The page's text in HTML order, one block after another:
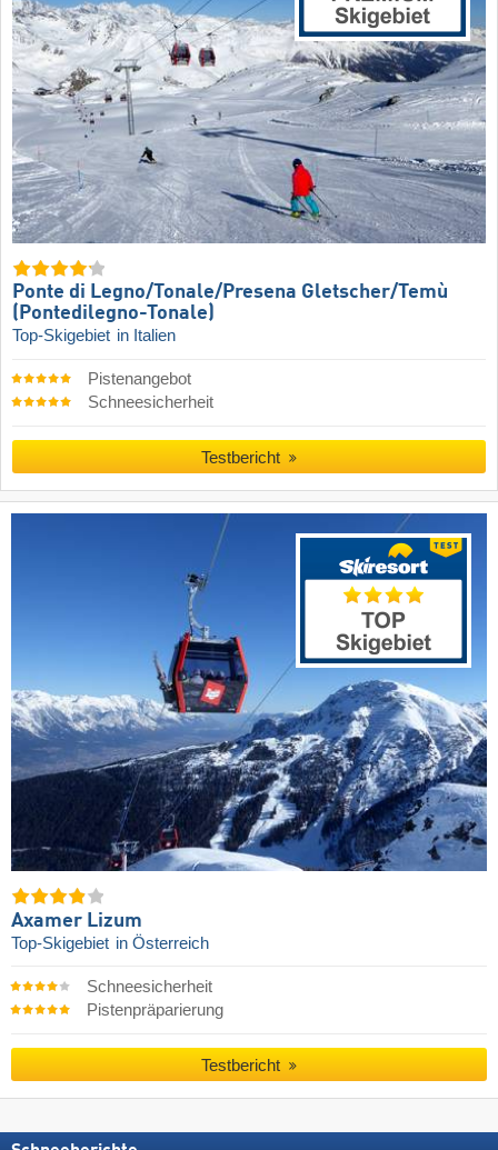
Ponte di Legno/​Tonale/​Presena Gletscher/​Temù
(Pontedilegno-Tonale)
Top-Skigebiet in Italien
Pistenangebot
Schneesicherheit
Testbericht
Axamer Lizum
Top-Skigebiet in Österreich
Schneesicherheit
Pistenpräparierung
Testbericht